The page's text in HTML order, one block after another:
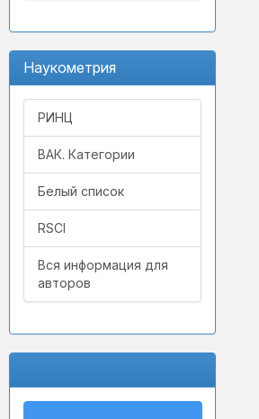
Наукометрия
РИНЦ
ВАК. Категории
Белый список
RSCI
Вся информация для
авторов